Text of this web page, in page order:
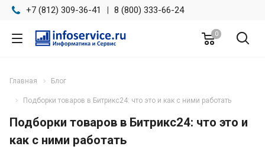
+7 (812) 309-36-41 | 8 (800) 333-66-24
0
Главная Блог
Подборки товаров в Битрикс24: что это и как с ними работать
Подборки товаров в Битрикс24: что это и
как с ними работать